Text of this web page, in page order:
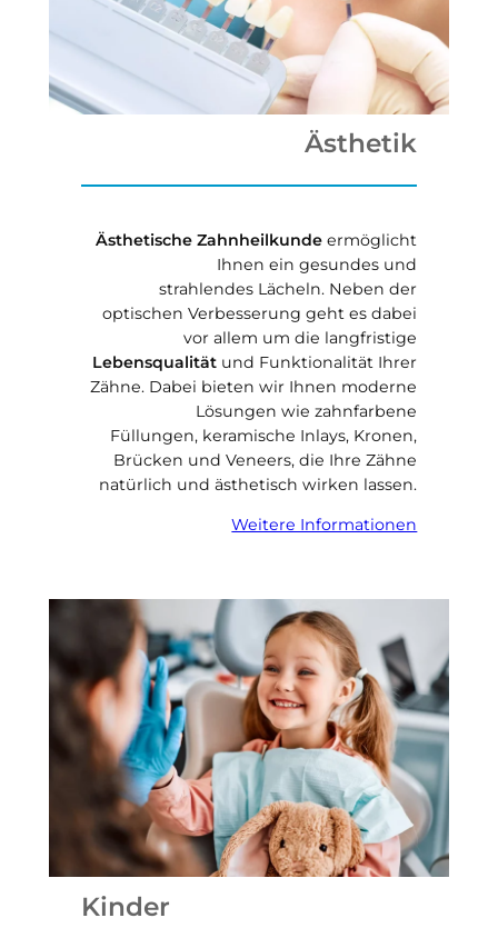
Ästhetik
Ästhetische Zahnheilkunde ermöglicht
Ihnen ein gesundes und
strahlendes Lächeln. Neben der
optischen Verbesserung geht es dabei
vor allem um die langfristige
Lebensqualität und Funktionalität Ihrer
Zähne. Dabei bieten wir Ihnen moderne
Lösungen wie zahnfarbene
Füllungen, keramische Inlays, Kronen,
Brücken und Veneers, die Ihre Zähne
natürlich und ästhetisch wirken lassen.
Weitere Informationen
Kinder